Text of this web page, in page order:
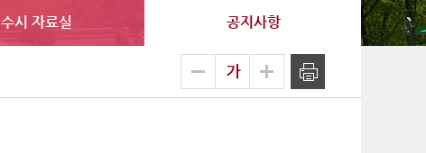
수시 자료실 공지사항
축소 확대 출력